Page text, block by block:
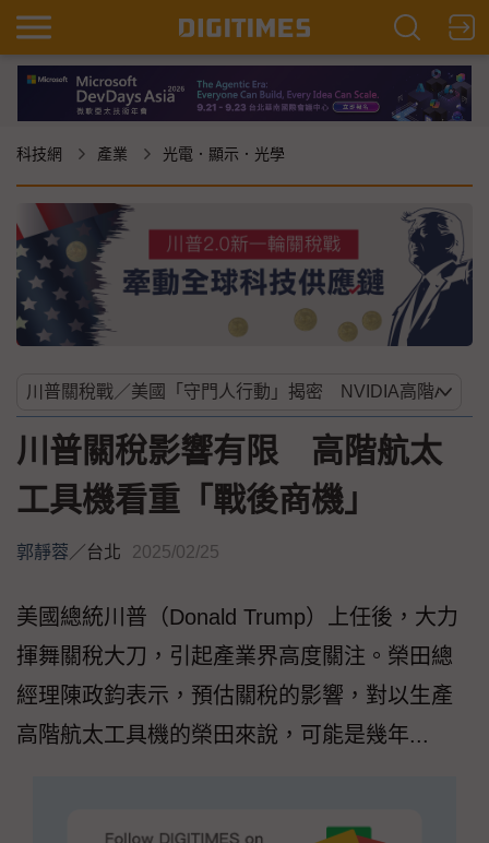
科技網 產業 光電．顯示．光學
川普關稅影響有限 高階航太
工具機看重「戰後商機」
郭靜蓉 ／台北 2025/02/25
美國總統川普（Donald Trump）上任後，大力
揮舞關稅大刀，引起產業界高度關注。榮田總
經理陳政鈞表示，預估關稅的影響，對以生產
高階航太工具機的榮田來說，可能是幾年...